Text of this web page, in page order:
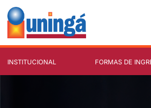
INSTITUCIONAL FORMAS DE